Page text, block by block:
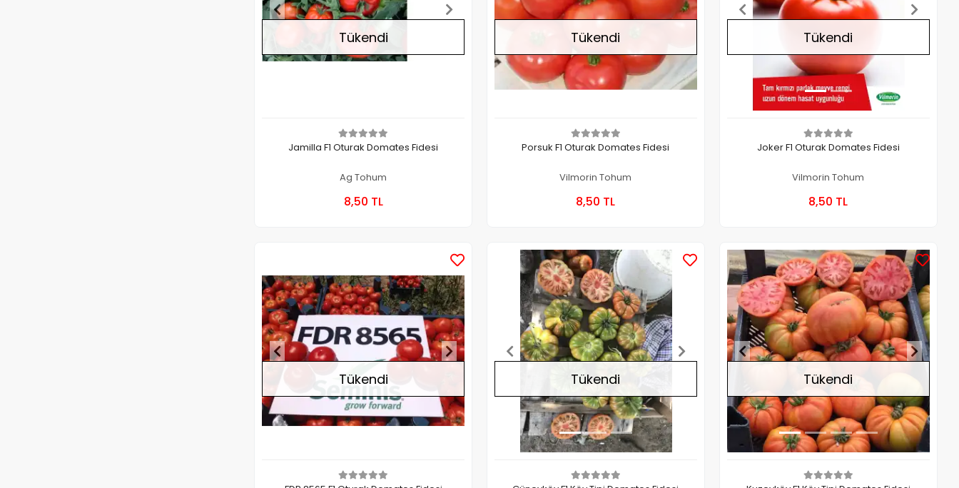
Tükendi
Jamilla F1 Oturak Domates Fidesi
Ag Tohum
8,50 TL
Tükendi
Porsuk F1 Oturak Domates Fidesi
Vilmorin Tohum
8,50 TL
Tükendi
Joker F1 Oturak Domates Fidesi
Vilmorin Tohum
8,50 TL
Stokta Yok
Tükendi
Stokta Yok
Tükendi
Stokta Yok
Tükendi